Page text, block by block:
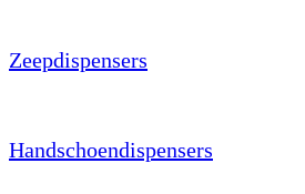
Zeepdispensers
Handschoendispensers